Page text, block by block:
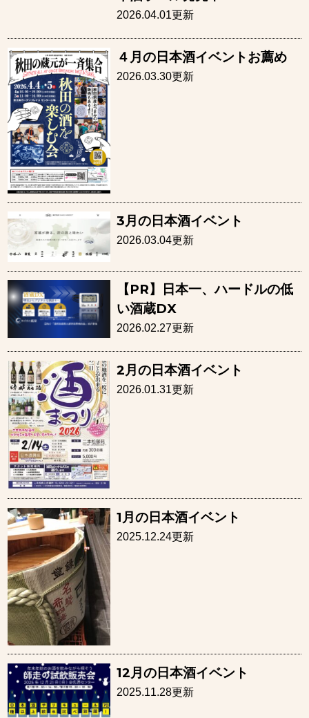
2026.04.01更新
４月の日本酒イベントお薦め
2026.03.30更新
3月の日本酒イベント
2026.03.04更新
【PR】日本一、ハードルの低
い酒蔵DX
2026.02.27更新
2月の日本酒イベント
2026.01.31更新
1月の日本酒イベント
2025.12.24更新
12月の日本酒イベント
2025.11.28更新